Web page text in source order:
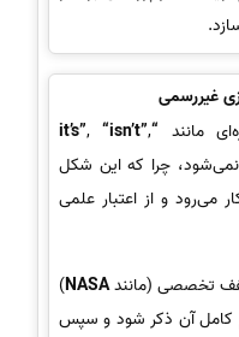
غیررسمی
مانند “it’s”
,“isn’t”,
چرا که این شکل
می‌رود و از اعتبار علمی
تخصصی (مانندNASA
)
کامل آن ذکر شود و سپس